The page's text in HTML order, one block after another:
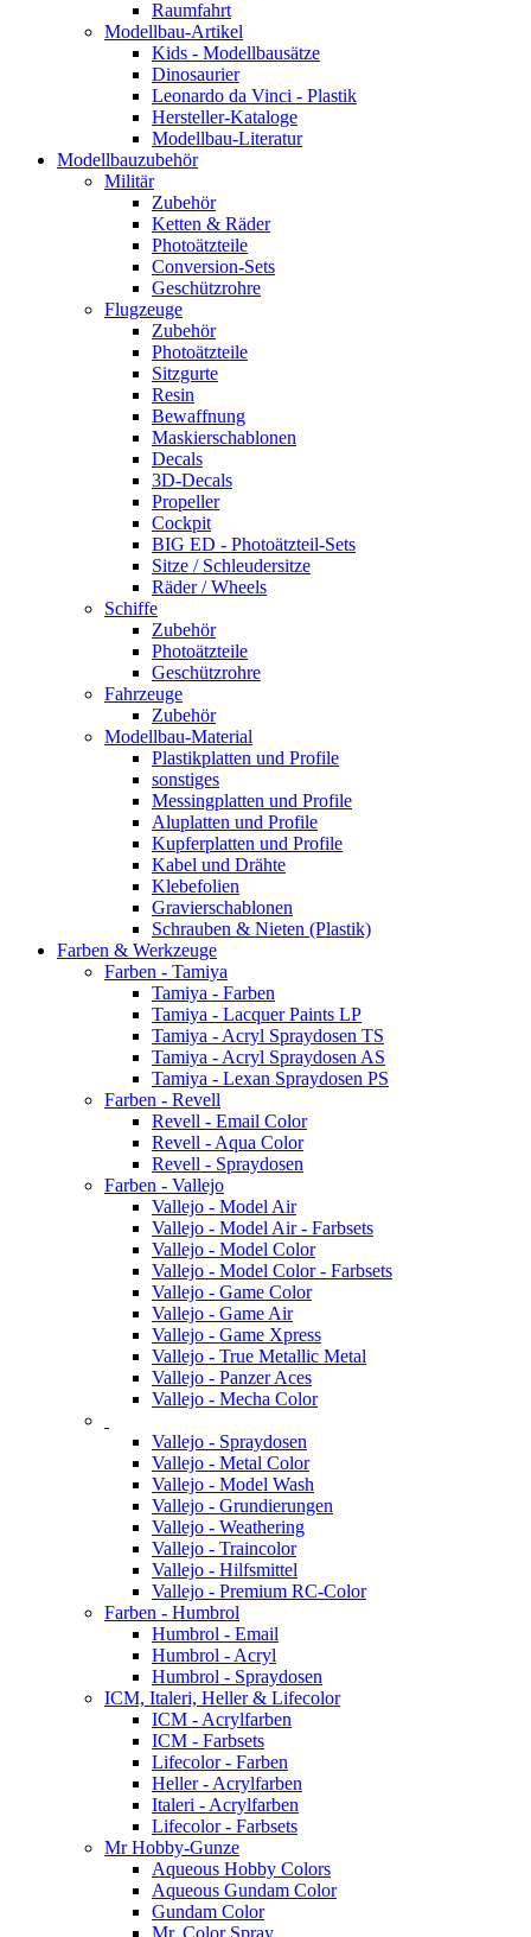
Raumfahrt
Modellbau-Artikel
Kids - Modellbausätze
Dinosaurier
Leonardo da Vinci - Plastik
Hersteller-Kataloge
Modellbau-Literatur
Modellbauzubehör
Militär
Zubehör
Ketten & Räder
Photoätzteile
Conversion-Sets
Geschützrohre
Flugzeuge
Zubehör
Photoätzteile
Sitzgurte
Resin
Bewaffnung
Maskierschablonen
Decals
3D-Decals
Propeller
Cockpit
BIG ED - Photoätzteil-Sets
Sitze / Schleudersitze
Räder / Wheels
Schiffe
Zubehör
Photoätzteile
Geschützrohre
Fahrzeuge
Zubehör
Modellbau-Material
Plastikplatten und Profile
sonstiges
Messingplatten und Profile
Aluplatten und Profile
Kupferplatten und Profile
Kabel und Drähte
Klebefolien
Gravierschablonen
Schrauben & Nieten (Plastik)
Farben & Werkzeuge
Farben - Tamiya
Tamiya - Farben
Tamiya - Lacquer Paints LP
Tamiya - Acryl Spraydosen TS
Tamiya - Acryl Spraydosen AS
Tamiya - Lexan Spraydosen PS
Farben - Revell
Revell - Email Color
Revell - Aqua Color
Revell - Spraydosen
Farben - Vallejo
Vallejo - Model Air
Vallejo - Model Air - Farbsets
Vallejo - Model Color
Vallejo - Model Color - Farbsets
Vallejo - Game Color
Vallejo - Game Air
Vallejo - Game Xpress
Vallejo - True Metallic Metal
Vallejo - Panzer Aces
Vallejo - Mecha Color
Vallejo - Spraydosen
Vallejo - Metal Color
Vallejo - Model Wash
Vallejo - Grundierungen
Vallejo - Weathering
Vallejo - Traincolor
Vallejo - Hilfsmittel
Vallejo - Premium RC-Color
Farben - Humbrol
Humbrol - Email
Humbrol - Acryl
Humbrol - Spraydosen
ICM, Italeri, Heller & Lifecolor
ICM - Acrylfarben
ICM - Farbsets
Lifecolor - Farben
Heller - Acrylfarben
Italeri - Acrylfarben
Lifecolor - Farbsets
Mr Hobby-Gunze
Aqueous Hobby Colors
Aqueous Gundam Color
Gundam Color
Mr. Color Spray